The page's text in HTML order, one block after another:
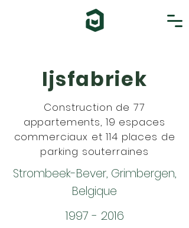
Ijsfabriek
Construction de 77
appartements, 19 espaces
commerciaux et 114 places de
parking souterraines
Strombeek-Bever, Grimbergen,
Belgique
1997 - 2016